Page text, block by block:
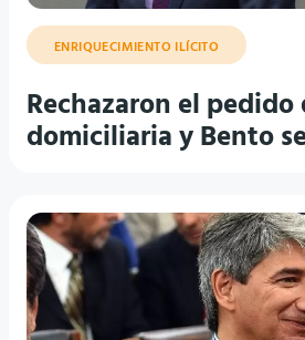
ENRIQUECIMIENTO ILÍCITO
Rechazaron el pedido
domiciliaria y Bento